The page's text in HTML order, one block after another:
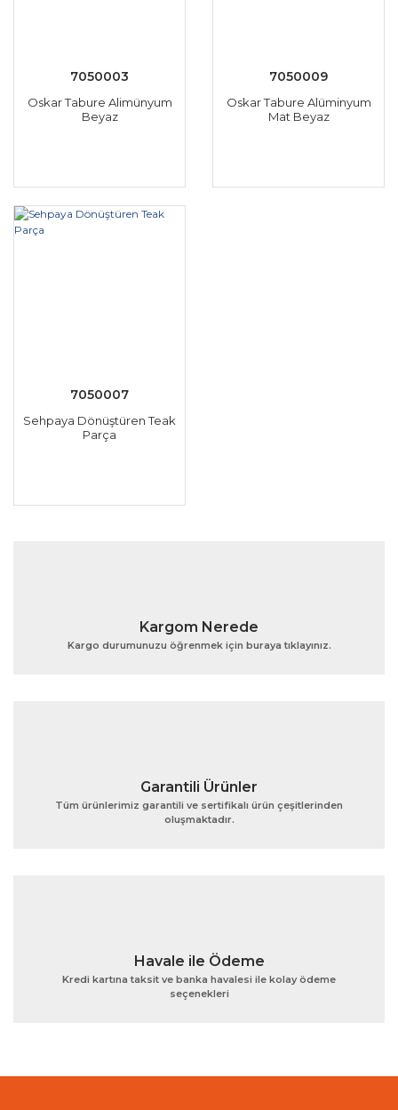
7050003
Oskar Tabure Alimünyum
Beyaz
7050009
Oskar Tabure Alüminyum
Mat Beyaz
7050007
Sehpaya Dönüştüren Teak
Parça
Kargom Nerede
Kargo durumunuzu öğrenmek için buraya tıklayınız.
Garantili Ürünler
Tüm ürünlerimiz garantili ve sertifikalı ürün çeşitlerinden
oluşmaktadır.
Havale ile Ödeme
Kredi kartına taksit ve banka havalesi ile kolay ödeme
seçenekleri